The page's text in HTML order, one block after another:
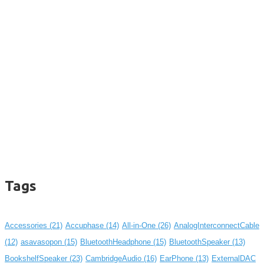
Tags
Accessories (21) Accuphase (14) All-in-One (26) AnalogInterconnectCable
(12) asavasopon (15) BluetoothHeadphone (15) BluetoothSpeaker (13)
BookshelfSpeaker (23) CambridgeAudio (16) EarPhone (13) ExternalDAC